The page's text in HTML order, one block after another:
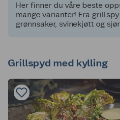
Her finner du våre beste
mange varianter! Fra
grønnsaker, svinekjøtt og
Grillspyd med kylling